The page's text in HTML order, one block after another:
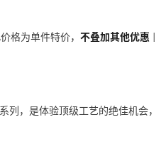
格为单件特价， 不叠加其他优惠
列，是体验顶级工艺的绝佳机会，
ERGO Baby
Belly Bandit